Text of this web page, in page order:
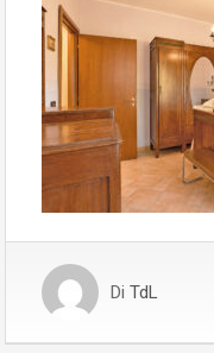
Di TdL